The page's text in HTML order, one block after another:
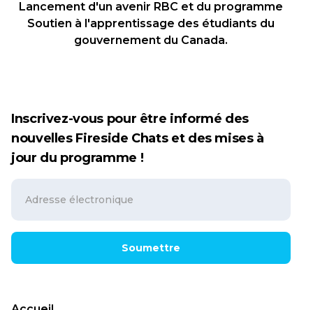
Lancement d'un avenir RBC et du programme
Soutien à l'apprentissage des étudiants du
gouvernement du Canada.
Inscrivez-vous pour être informé des
nouvelles Fireside Chats et des mises à
jour du programme !
Soumettre